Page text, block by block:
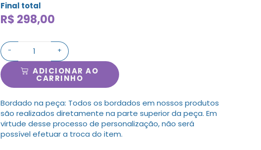
Final total
R$ 298,00
- +
ADICIONAR AO
CARRINHO
Bordado na peça: Todos os bordados em nossos produtos
são realizados diretamente na parte superior da peça. Em
virtude desse processo de personalização, não será
possível efetuar a troca do item.